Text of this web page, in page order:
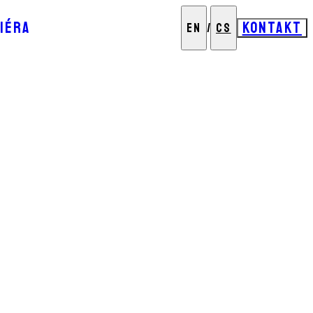
EN / CS KONTAKT